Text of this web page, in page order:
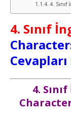
4. Sınıf
4. Sınıf
Cevapları
4.